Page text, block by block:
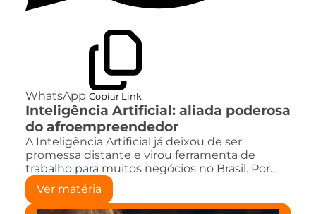
WhatsApp Copiar Link
Inteligência Artificial: aliada poderosa
do afroempreendedor
A Inteligência Artificial já deixou de ser
promessa distante e virou ferramenta de
trabalho para muitos negócios no Brasil. Por…
Ver matéria